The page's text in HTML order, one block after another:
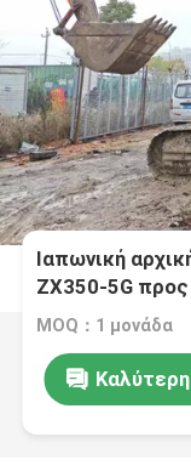
Ιαπωνική
ZX350-5G
MOQ：1 μονάδα